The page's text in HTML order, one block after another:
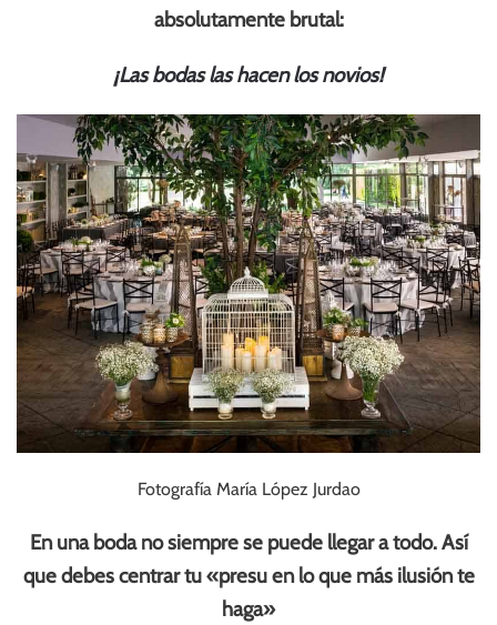
absolutamente brutal:
¡Las bodas las hacen los novios!
Fotografía María López Jurdao
En una boda no siempre se puede llegar a todo. Así
que debes centrar tu «presu en lo que más ilusión te
haga»